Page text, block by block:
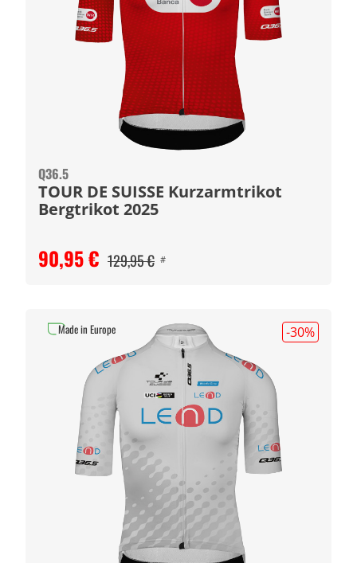
Q36.5
TOUR DE SUISSE Kurzarmtrikot
Bergtrikot 2025
90,95 € 129,95 € #
-30%
Made in Europe